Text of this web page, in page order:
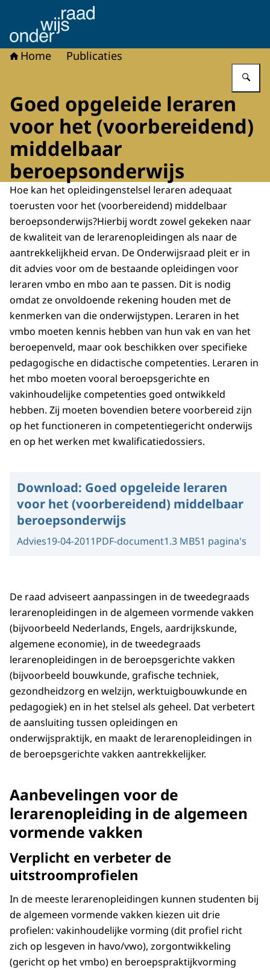
Naar de homepage van Onderwijsraad
Home Publicaties
Goed opgeleide leraren
voor het (voorbereidend)
middelbaar
beroepsonderwijs
Hoe kan het opleidingenstelsel leraren adequaat
toerusten voor het (voorbereidend) middelbaar
beroepsonderwijs?Hierbij wordt zowel gekeken naar
de kwaliteit van de lerarenopleidingen als naar de
aantrekkelijkheid ervan. De Onderwijsraad pleit er in
dit advies voor om de bestaande opleidingen voor
leraren vmbo en mbo aan te passen. Dit is nodig
omdat ze onvoldoende rekening houden met de
kenmerken van die onderwijstypen. Leraren in het
vmbo moeten kennis hebben van hun vak en van het
beroepenveld, maar ook beschikken over specifieke
pedagogische en didactische competenties. Leraren in
het mbo moeten vooral beroepsgerichte en
vakinhoudelijke competenties goed ontwikkeld
hebben. Zij moeten bovendien betere voorbereid zijn
op het functioneren in competentiegericht onderwijs
en op het werken met kwalificatiedossiers.
Download: Goed opgeleide leraren
voor het (voorbereidend) middelbaar
beroepsonderwijs
Advies19-04-2011PDF-document1.3 MB51 pagina's
De raad adviseert aanpassingen in de tweedegraads
lerarenopleidingen in de algemeen vormende vakken
(bijvoorbeeld Nederlands, Engels, aardrijkskunde,
algemene economie), in de tweedegraads
lerarenopleidingen in de beroepsgerichte vakken
(bijvoorbeeld bouwkunde, grafische techniek,
gezondheidzorg en welzijn, werktuigbouwkunde en
pedagogiek) en in het stelsel als geheel. Dat verbetert
de aansluiting tussen opleidingen en
onderwijspraktijk, en maakt de lerarenopleidingen in
de beroepsgerichte vakken aantrekkelijker.
Aanbevelingen voor de
lerarenopleiding in de algemeen
vormende vakken
Verplicht en verbeter de
uitstroomprofielen
In de meeste lerarenopleidingen kunnen studenten bij
de algemeen vormende vakken kiezen uit drie
profielen: vakinhoudelijke vorming (dit profiel richt
zich op lesgeven in havo/vwo), zorgontwikkeling
(gericht op het vmbo) en beroepspraktijkvorming